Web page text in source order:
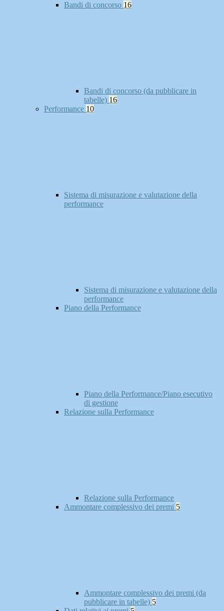
Bandi di concorso 16
Bandi di concorso (da pubblicare in
tabelle) 16
Performance 10
Sistema di misurazione e valutazione della
performance
Sistema di misurazione e valutazione della
performance
Piano della Performance
Piano della Performance/Piano esecutivo
di gestione
Relazione sulla Performance
Relazione sulla Performance
Ammontare complessivo dei premi 5
Ammontare complessivo dei premi (da
pubblicare in tabelle) 5